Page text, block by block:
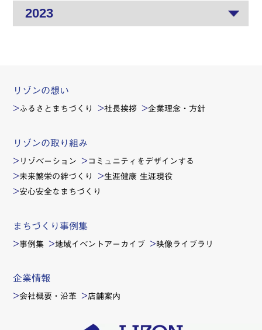
リゾンの想い
ふるさとまちづくり 社長挨拶 企業理念・方針
リゾンの取り組み
リゾベーション コミュニティをデザインする
未来繁栄の絆づくり 生涯健康 生涯現役
安心安全なまちづくり
まちづくり事例集
事例集 地域イベントアーカイブ 映像ライブラリ
企業情報
会社概要・沿革 店舗案内